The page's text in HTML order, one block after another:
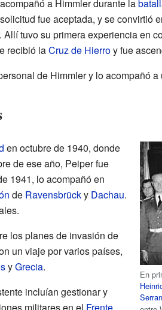
a Himmler durante la
fue aceptada, y se convirtió
tuvo su primera experiencia en
recibió laCruz de Hierroy fue
de Himmler y lo acompañó
En
en octubre de 1940, donde
de ese año, Peiper fue
1941, lo acompañó en
de Ravensbrücky Dachau.
los planes de invasión de
un viaje por varios países,
yGrecia.
incluían gestionar y